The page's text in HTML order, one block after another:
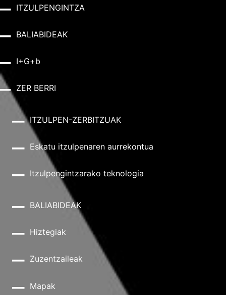
ITZULPENGINTZA
BALIABIDEAK
I+G+b
ZER BERRI
ITZULPEN-ZERBITZUAK
Eskatu itzulpenaren aurrekontua
Itzulpengintzarako teknologia
BALIABIDEAK
Hiztegiak
Zuzentzaileak
Mapak